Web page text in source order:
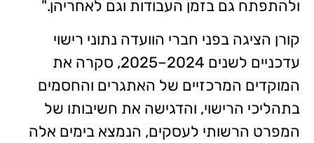
ולהתפתח גם בזמן העבודות וגם לאחריהן."
קורן הציגה בפני חברי הוועדה נתוני רישוי
עדכניים לשנים 2024–2025, סקרה את
המוקדים המרכזיים של האתגרים והחסמים
בתהליכי הרישוי, והדגישה את חשיבותו של
המפרט הרשותי לעסקים, הנמצא בימים אלה